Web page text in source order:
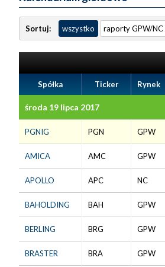
Sortuj: wszystko raporty GPW/NC
Spółka Ticker Rynek
środa 19 lipca 2017
PGNIG PGN GPW
AMICA AMC GPW
APOLLO APC NC
BAHOLDING BAH GPW
BERLING BRG GPW
BRASTER BRA GPW